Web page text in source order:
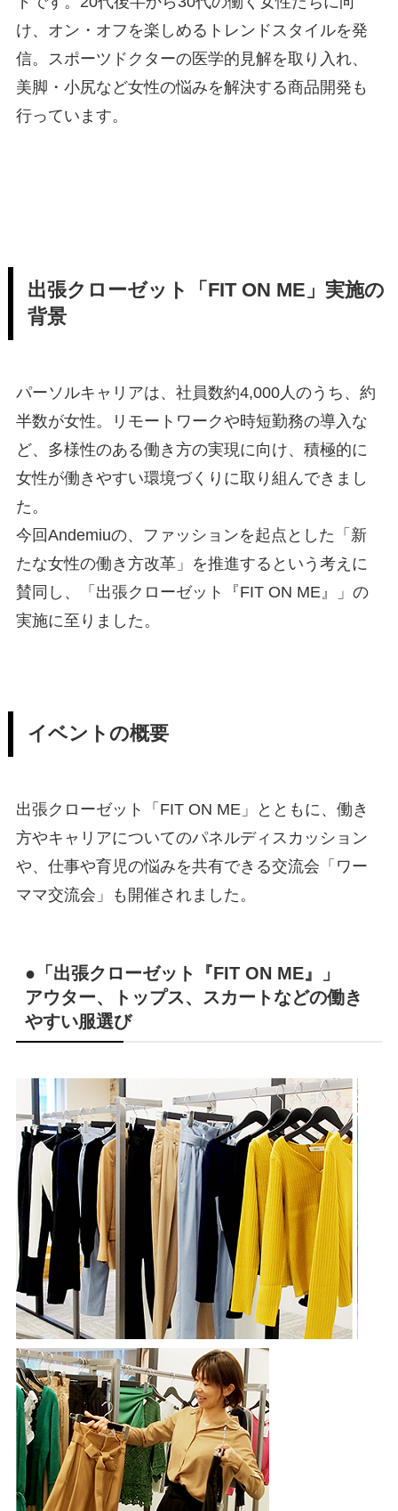
け、オン・オフを楽しめるトレンドスタイルを発
信。スポーツドクターの医学的見解を取り入れ、
美脚・小尻など女性の悩みを解決する商品開発も
行っています。
出張クローゼット「FIT ON ME」実施の
背景
パーソルキャリアは、社員数約4,000人のうち、約
半数が女性。リモートワークや時短勤務の導入な
ど、多様性のある働き方の実現に向け、積極的に
女性が働きやすい環境づくりに取り組んできまし
た。
今回Andemiuの、ファッションを起点とした「新
たな女性の働き方改革」を推進するという考えに
賛同し、「出張クローゼット『FIT ON ME』」の
実施に至りました。
イベントの概要
出張クローゼット「FIT ON ME」とともに、働き
方やキャリアについてのパネルディスカッション
や、仕事や育児の悩みを共有できる交流会「ワー
ママ交流会」も開催されました。
●「出張クローゼット『FIT ON ME』」
アウター、トップス、スカートなどの働き
やすい服選び